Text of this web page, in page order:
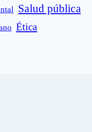
Salud pública
Ética